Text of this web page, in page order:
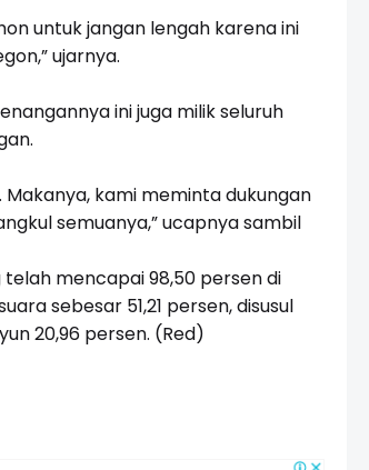
untuk jangan lengah karena ini
ujarnya.
ini juga milik seluruh
kami meminta dukungan
semuanya,” ucapnya sambil
mencapai 98,50 persen di
sebesar 51,21 persen, disusul
20,96 persen. (Red)